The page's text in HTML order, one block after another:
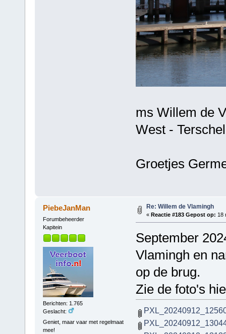
ms Willem de
West -
Groetjes
PiebeJanMan
Forumbeheerder
Kapitein
Berichten: 1.765
Geslacht:
Geniet, maar vaar met regelmaat
mee!
Re: Willem de Vlamingh
« Reactie #183 Gepost op: 18
September
Vlamingh en
op de brug.
Zie de foto's